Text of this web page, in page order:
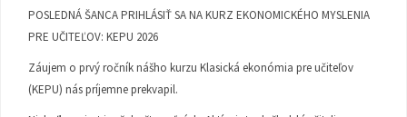
POSLEDNÁ ŠANCA PRIHLÁSIŤ SA NA KURZ EKONOMICKÉHO MYSLENIA
PRE UČITEĽOV: KEPU 2026
Záujem o prvý ročník nášho kurzu Klasická ekonómia pre učiteľov
(KEPU) nás príjemne prekvapil.